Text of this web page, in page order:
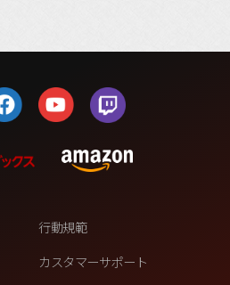
行動規範
カスタマーサポート